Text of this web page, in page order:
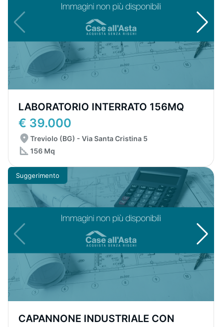
LABORATORIO INTERRATO 156MQ
€ 39.000
Treviolo (BG) - Via Santa Cristina 5
156 Mq
Suggerimento
CAPANNONE INDUSTRIALE CON